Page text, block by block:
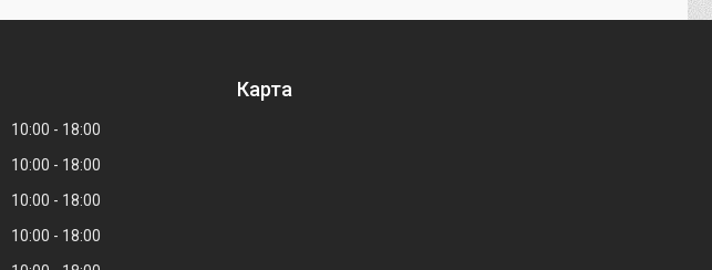
10:00
18:00
10:00
18:00
10:00
18:00
10:00
18:00
Карта